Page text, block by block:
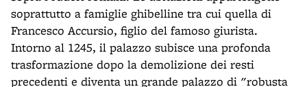
soprattutto a famiglie ghibelline tra cui quella di
Francesco Accursio, figlio del famoso giurista.
Intorno al 1245, il palazzo subisce una profonda
trasformazione dopo la demolizione dei resti
precedenti e diventa un grande palazzo di "robusta